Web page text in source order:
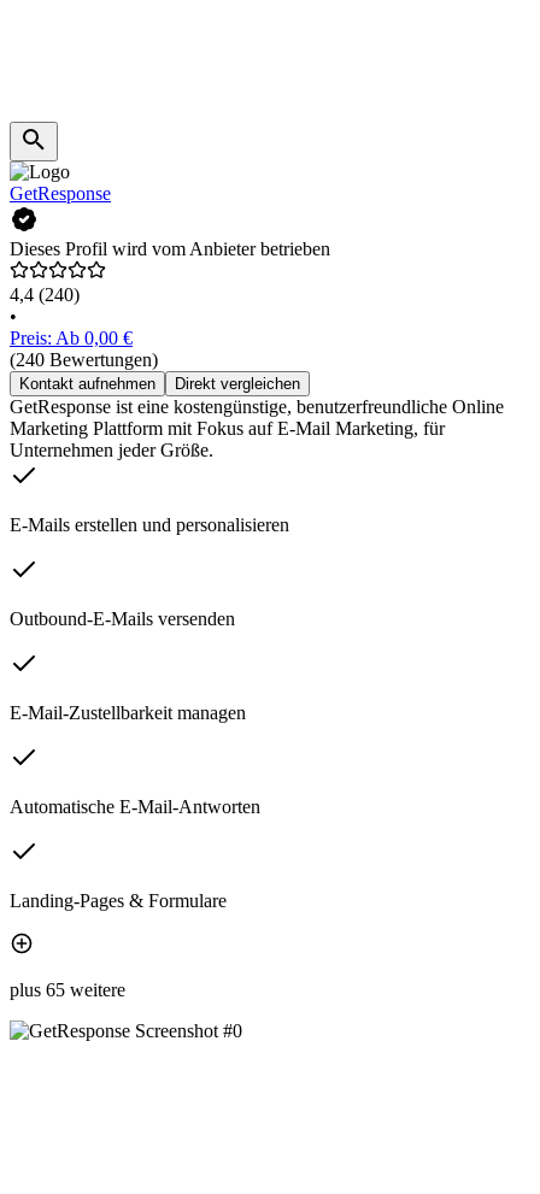
GetResponse
Dieses Profil wird vom Anbieter betrieben
4,4 (240)
•
Preis: Ab 0,00 €
(240 Bewertungen)
Kontakt aufnehmen Direkt vergleichen
GetResponse ist eine kostengünstige, benutzerfreundliche Online
Marketing Plattform mit Fokus auf E-Mail Marketing, für
Unternehmen jeder Größe.
E-Mails erstellen und personalisieren
Outbound-E-Mails versenden
E-Mail-Zustellbarkeit managen
Automatische E-Mail-Antworten
Landing-Pages & Formulare
plus 65 weitere